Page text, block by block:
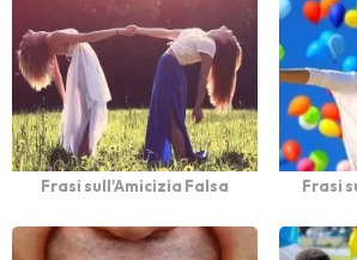
Frasi sull'Amicizia Falsa Frasi